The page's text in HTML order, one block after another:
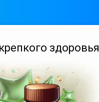
здоровья